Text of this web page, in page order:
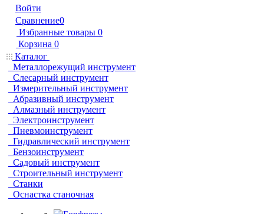
Войти
Сравнение0
Избранные товары 0
Корзина 0
Каталог
Металлорежущий инструмент
Слесарный инструмент
Измерительный инструмент
Абразивный инструмент
Алмазный инструмент
Электроинструмент
Пневмоинструмент
Гидравлический инструмент
Бензоинструмент
Садовый инструмент
Строительный инструмент
Станки
Оснастка станочная